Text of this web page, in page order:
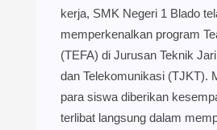
kerja, SMK Negeri 1 Blado
memperkenalkan program
(TEFA) di Jurusan Teknik
dan Telekomunikasi (TJKT).
para siswa diberikan
terlibat langsung dalam